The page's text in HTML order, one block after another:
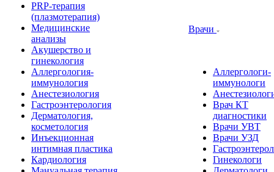
PRP-терапия
(плазмотерапия)
Медицинские
анализы
Акушерство и
гинекология
Аллергология-
иммунология
Анестезиология
Гастроэнтерология
Дерматология,
косметология
Инъекционная
интимная пластика
Кардиология
Врачи
Аллергологи-
иммунологи
Врач КТ
диагностики
Врачи УВТ
Врачи УЗД
Гинекологи